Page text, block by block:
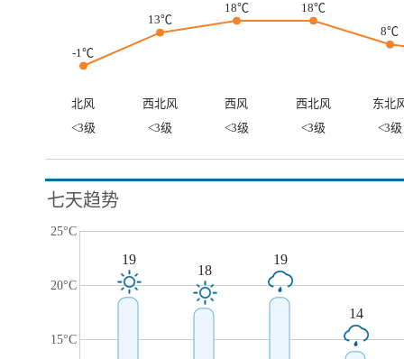
-1℃
13℃
18℃
18℃
8℃
北风 西北风 西风 西北风
东北
<3级
<3级 <3级 <3级 <3级
七天趋势
25°C
20°C
15°C
19
18
19
14